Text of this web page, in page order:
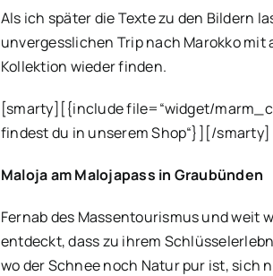
Als ich später die Texte zu den Bildern
unvergesslichen Trip nach Marokko
Kollektion wieder finden.
[smarty][{include file=“widget/
findest du in unserem Shop“}][/smarty]
Maloja am Malojapass in Graubünden
Fernab des Massentourismus und weit
entdeckt, dass zu ihrem
wo der Schnee noch Natur pur ist,